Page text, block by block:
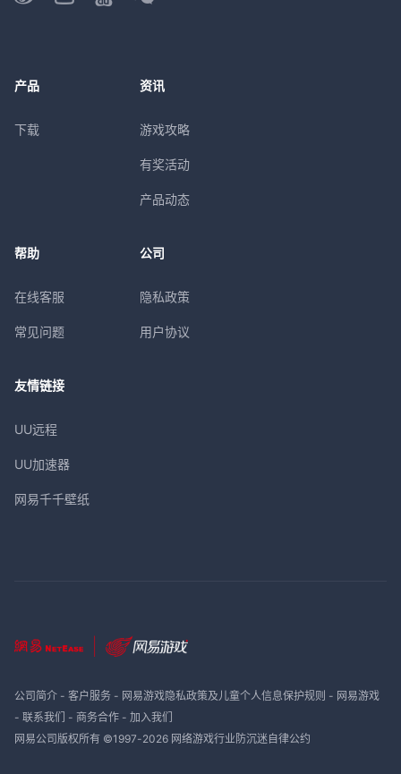
产品
下载
资讯
游戏攻略
有奖活动
产品动态
帮助
在线客服
常见问题
公司
隐私政策
用户协议
友情链接
UU远程
UU加速器
网易千千壁纸
公司简介- 客户服务- 网易游戏隐私政策及儿童个人信息保护规则 - 网易游戏
- 联系我们 - 商务合作- 加入我们
网易公司版权所有 ©1997-2026 网络游戏行业防沉迷自律公约